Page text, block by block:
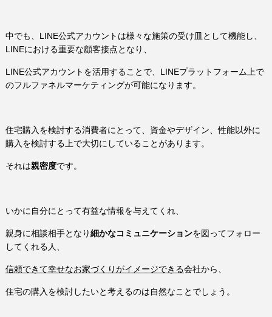
中でも、LINE公式アカウントは様々な施策の受け皿として機能し、
LINEにおける重要な顧客接点となり、
LINE公式アカウントを活用することで、LINEプラットフォーム上で
のフルファネルマーケティングが可能になります。
住宅購入を検討する消費者にとって、資金やデザイン、性能以外に
購入を検討する上で大切にしていることがあります。
それは親密度です。
いかに自分にとって有益な情報を与えてくれ、
親身に相談相手となり細かなコミュニケーションを図ってフォロー
してくれる人、
信頼できて幸せなお家づくりがイメージできる会社から、
住宅の購入を検討したいと考えるのは自然なことでしょう。